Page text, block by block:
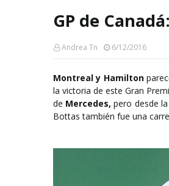
GP de
Andrea Tn 6/12/2016
Montreal y Hamilton
la victoria de este Gran
de Mercedes, pero desde
Bottas también fue una